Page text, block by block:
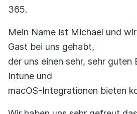
365.
Mein Name ist Michael und
Gast bei uns gehabt,
der uns einen sehr, sehr guten
Intune und
macOS-Integrationen bieten